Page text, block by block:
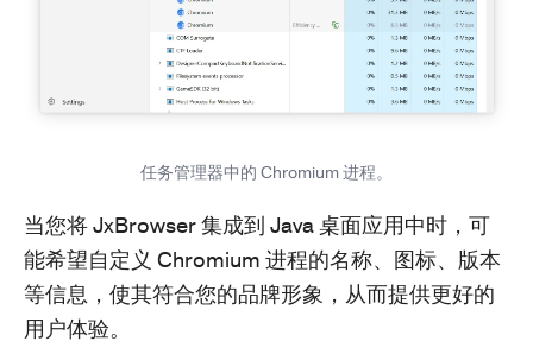
任务管理器中的 Chromium 进程。
当您将 JxBrowser 集成到 Java 桌面应用中时，可
能希望自定义 Chromium 进程的名称、图标、版本
等信息，使其符合您的品牌形象，从而提供更好的
用户体验。